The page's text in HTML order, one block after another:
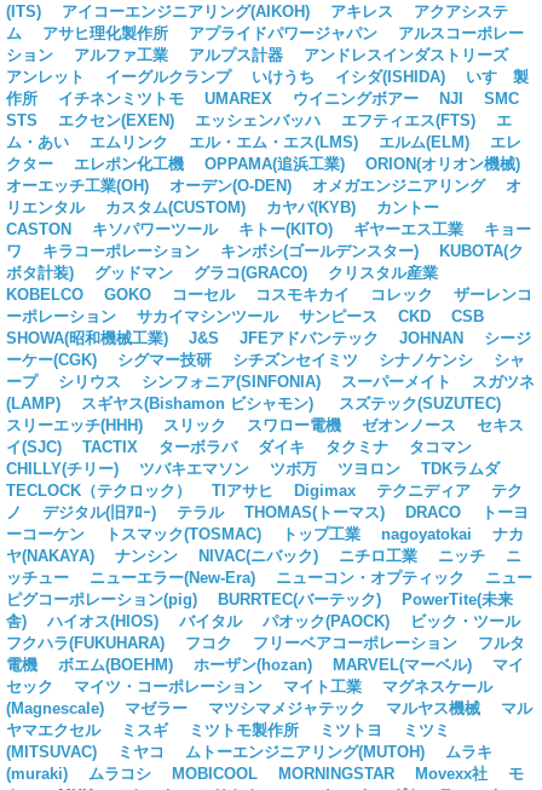
(ITS)
アイコーエンジニアリング(AIKOH) アキレス
アクアシステ
ム
アサヒ理化製作所 アプライドパワージャパン
アルスコーポレー
ション
アルファ工業 アルプス計器
アンドレスインダストリーズ
アンレット
イーグルクランプ いけうち イシダ(ISHIDA)
いすゞ製
作所
イチネンミツトモ UMAREX ウイニングボアー NJI
SMC
STS
エクセン(EXEN) エッシェンバッハ エフティエス(FTS)
エ
ム・あい
エムリンク エル・エム・エス(LMS) エルム(ELM)
エレ
クター
エレポン化工機 OPPAMA(追浜工業)
ORION(オリオン機械)
オーエッチ工業(OH)
オーデン(O-DEN) オメガエンジニアリング
オ
リエンタル
カスタム(CUSTOM) カヤバ(KYB)
カントー
CASTON
キソパワーツール キトー(KITO) ギヤーエス工業
キョー
ワ
キラコーポレーション キンボシ(ゴールデンスター)
KUBOTA(ク
ボタ計装)
グッドマン グラコ(GRACO)
クリスタル産業
KOBELCO
GOKO コーセル コスモキカイ コレック
ザーレンコ
ーポレーション
サカイマシンツール サンピース CKD
CSB
SHOWA(昭和機械工業)
J&S JFEアドバンテック JOHNAN
シージ
ーケー(CGK)
シグマー技研 シチズンセイミツ シナノケンシ
シャ
ープ
シリウス シンフォニア(SINFONIA) スーパーメイト
スガツネ
(LAMP)
スギヤス(Bishamon ビシャモン)
スズテック(SUZUTEC)
スリーエッチ(HHH)
スリック スワロー電機 ゼオンノース
セキス
イ(SJC)
TACTIX ターボラバ ダイキ タクミナ
タコマン
CHILLY(チリー)
ツバキエマソン ツボ万 ツヨロン
TDKラムダ
TECLOCK（テクロック）
TIアサヒ Digimax テクニディア
テク
ノ
デジタル(旧ｱﾛｰ) テラル THOMAS(トーマス) DRACO
トーヨ
ーコーケン
トスマック(TOSMAC) トップ工業 nagoyatokai
ナカ
ヤ(NAKAYA)
ナンシン NIVAC(ニバック) ニチロ工業 ニッチ
ニ
ッチュー
ニューエラー(New-Era) ニューコン・オプティック
ニュー
ピグコーポレーション(pig)
BURRTEC(バーテック)
PowerTite(未来
舎)
ハイオス(HIOS) バイタル パオック(PAOCK)
ビック・ツール
フクハラ(FUKUHARA)
フコク フリーベアコーポレーション
フルタ
電機
ボエム(BOEHM) ホーザン(hozan) MARVEL(マーベル)
マイ
セック
マイツ・コーポレーション マイト工業
マグネスケール
(Magnescale)
マゼラー マツシマメジャテック マルヤス機械
マル
ヤマエクセル
ミスギ ミツトモ製作所 ミツトヨ
ミツミ
(MITSUVAC)
ミヤコ ムトーエンジニアリング(MUTOH)
ムラキ
(muraki)
ムラコシ MOBICOOL MORNINGSTAR Movexx社
モ